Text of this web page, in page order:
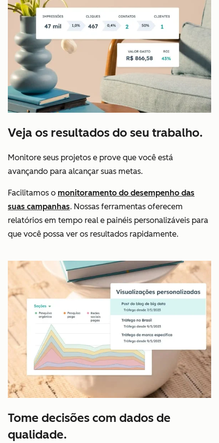
Veja os resultados do seu trabalho.
Monitore seus projetos e prove que você está
avançando para alcançar suas metas.
Facilitamos o monitoramento do desempenho das
suas campanhas. Nossas ferramentas oferecem
relatórios em tempo real e painéis personalizáveis para
que você possa ver os resultados rapidamente.
Tome decisões com dados de
qualidade.